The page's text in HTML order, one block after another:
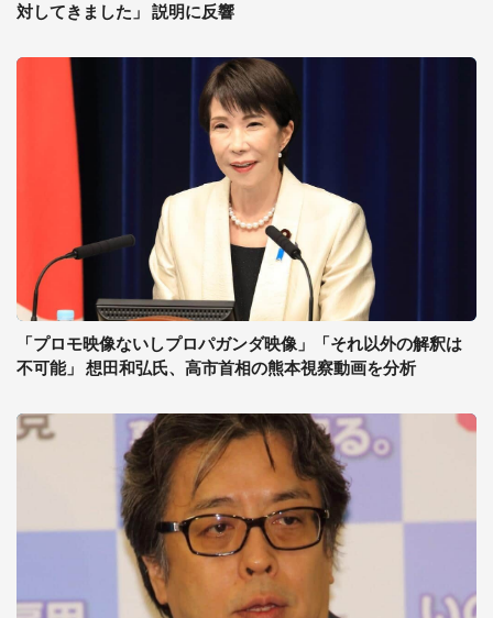
対してきました」 説明に反響
「プロモ映像ないしプロパガンダ映像」「それ以外の解釈は
不可能」 想田和弘氏、高市首相の熊本視察動画を分析